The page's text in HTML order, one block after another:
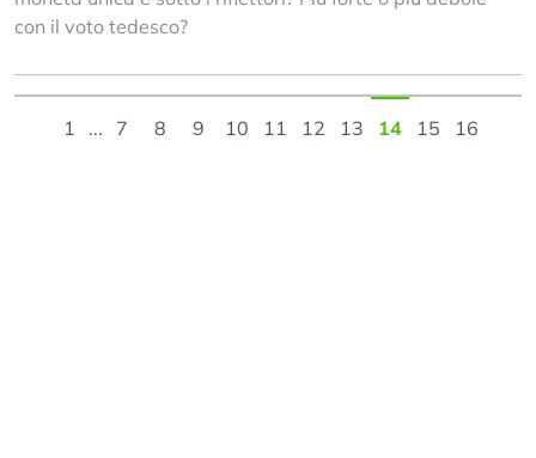
con il voto tedesco?
1 ... 7 8 9 10 11 12 13 14 15 16